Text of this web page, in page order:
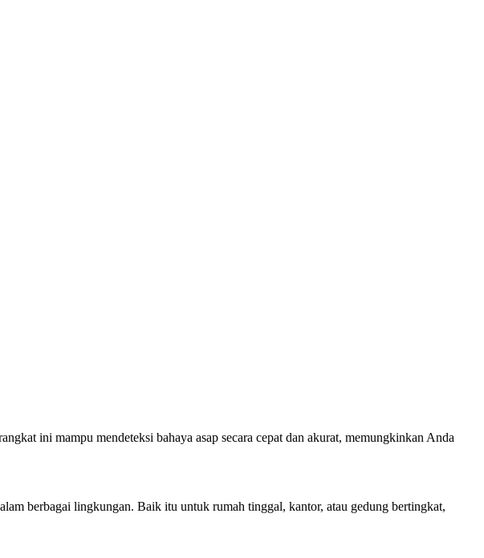
ini mampu mendeteksi bahaya asap secara cepat dan akurat, memungkinkan Anda
berbagai lingkungan. Baik itu untuk rumah tinggal, kantor, atau gedung bertingkat,